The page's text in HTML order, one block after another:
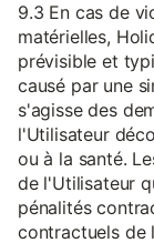
9.3 En cas de
matérielles,
prévisible et
causé par une
s'agisse des
l'Utilisateur
ou à la santé.
de l'Utilisateur
pénalités
contractuels de